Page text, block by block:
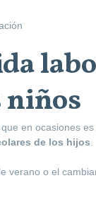
niños
en ocasiones es
de los hijos
verano o el